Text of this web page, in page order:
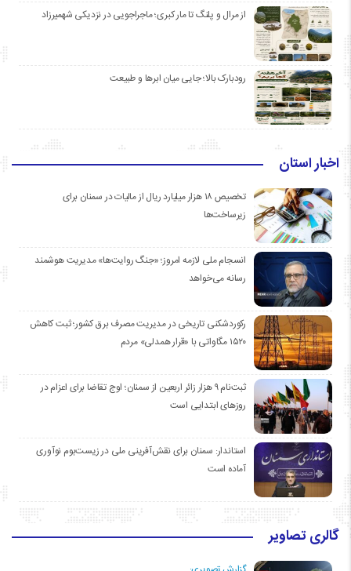
از مرال و پلنگ تا مار کبری؛ ماجراجویی در نزدیکی شهمیرزاد
رودبارک بالا؛ جایی میان ابرها و طبیعت
اخبار استان
تخصیص ۱۸ هزار میلیارد ریال از مالیات در سمنان برای
زیرساخت‌ها
انسجام ملی لازمه امروز؛ «جنگ روایت‌ها» مدیریت هوشمند
رسانه می‌خواهد
رکوردشکنی تاریخی در مدیریت مصرف برق کشور؛ ثبت کاهش
۱۵۲۰ مگاواتی با «قرار همدلی» مردم
ثبت‌نام ۹ هزار زائر اربعین از سمنان؛ اوج تقاضا برای اعزام در
روزهای ابتدایی است
استاندار: سمنان برای نقش‌آفرینی ملی در زیست‌بوم نوآوری
آماده است
گالری تصاویر